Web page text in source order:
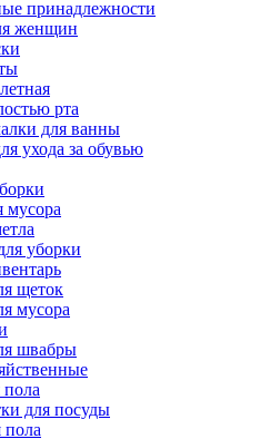
принадлежности
женщин
рта
для ванны
ухода за обувью
уборки
щеток
мусора
швабры
для посуды
пола